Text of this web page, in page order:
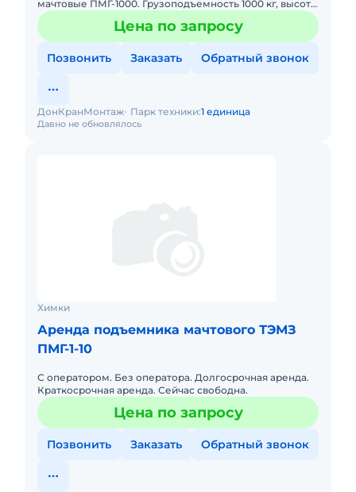
мачтовые ПМГ-1000. Грузоподъемность 1000 кг, высота
80 м. Без оператора. Сейчас свободны. Техника с
малой наработкЦена по запросу
Позвонить Заказать Обратный звонок
Давно не обновлялось
ДонКранМонтаж Парк техники:1 единица
Химки
Аренда подъемника мачтового ТЭМЗ
ПМГ-1-10
С оператором. Без оператора. Долгосрочная аренда.
Краткосрочная аренда. Сейчас свободна.
Цена по запросу
Позвонить Заказать Обратный звонок